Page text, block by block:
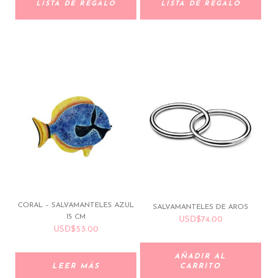
LISTA DE REGALO
LISTA DE REGALO
CORAL – SALVAMANTELES AZUL
15 CM
USD$53.00
LEER MÁS
SALVAMANTELES DE AROS
USD$74.00
AÑADIR AL
CARRITO